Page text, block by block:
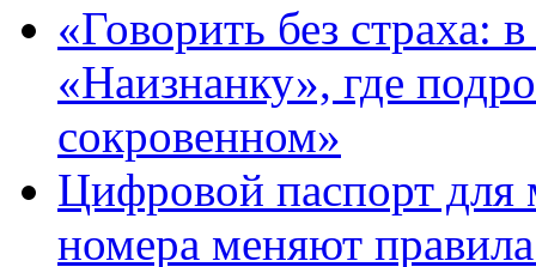
«Говорить без страха:
«Наизнанку», где
сокровенном»
Цифровой паспорт для
номера меняют